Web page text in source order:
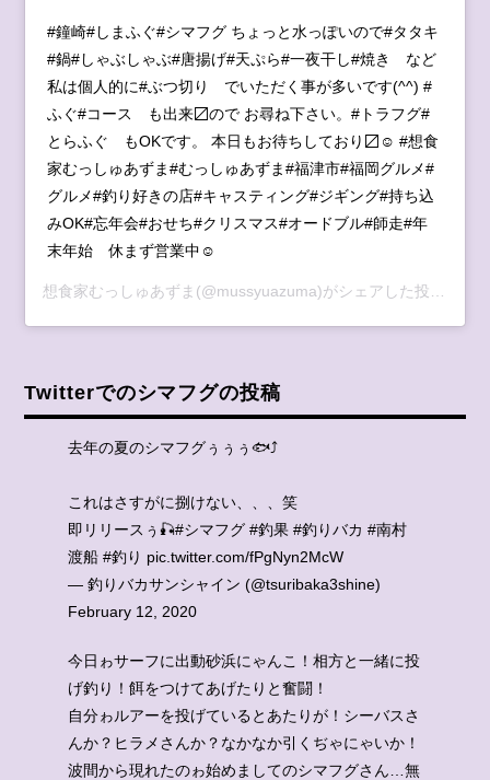
#鐘崎#しまふぐ#シマフグ ちょっと水っぽいので#タタキ
#鍋#しゃぶしゃぶ#唐揚げ#天ぷら#一夜干し#焼き など
私は個人的に#ぶつ切り でいただく事が多いです(^^) #
ふぐ#コース も出来〼ので お尋ね下さい。#トラフグ#
とらふぐ もOKです。 本日もお待ちしており〼☺︎ #想食
家むっしゅあずま#むっしゅあずま#福津市#福岡グルメ#
グルメ#釣り好きの店#キャスティング#ジギング#持ち込
みOK#忘年会#おせち#クリスマス#オードブル#師走#年
末年始 休まず営業中☺︎
想食家むっしゅあずま (@mussyuazuma)がシェアした投稿 -
Twitterでのシマフグの投稿
去年の夏のシマフグぅぅぅ🐟⤴️
これはさすがに捌けない、、、笑
即リリースぅ🎣#シマフグ #釣果 #釣りバカ #南村
渡船 #釣り pic.twitter.com/fPgNyn2McW
— 釣りバカサンシャイン (@tsuribaka3shine)
February 12, 2020
今日ゎサーフに出動砂浜にゃんこ！相方と一緒に投
げ釣り！餌をつけてあげたりと奮闘！
自分ゎルアーを投げているとあたりが！シーバスさ
んか？ヒラメさんか？なかなか引くぢゃにゃいか！
波間から現れたのゎ始めましてのシマフグさん…無